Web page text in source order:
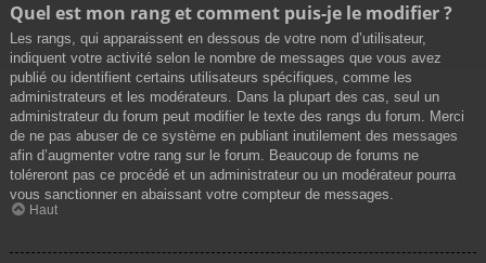
Quel est mon rang et comment puis-je le modifier ?
Les rangs, qui apparaissent en dessous de votre nom d’utilisateur,
indiquent votre activité selon le nombre de messages que vous avez
publié ou identifient certains utilisateurs spécifiques, comme les
administrateurs et les modérateurs. Dans la plupart des cas, seul un
administrateur du forum peut modifier le texte des rangs du forum. Merci
de ne pas abuser de ce système en publiant inutilement des messages
afin d’augmenter votre rang sur le forum. Beaucoup de forums ne
toléreront pas ce procédé et un administrateur ou un modérateur pourra
vous sanctionner en abaissant votre compteur de messages.
Haut